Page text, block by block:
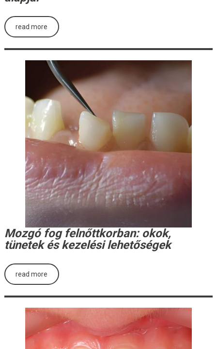
read more
Mozgó fog felnőttkorban: okok,
tünetek és kezelési lehetőségek
read more